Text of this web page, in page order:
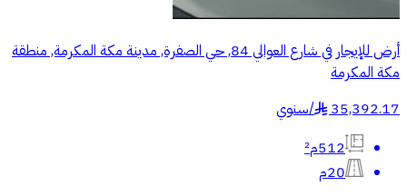
أرض للإيجار في شارع العوالي 84, حي الصفرة, مدينة مكة المكرمة, منطقة
مكة المكرمة
35,392.17
§
/سنوي
512م²
20م